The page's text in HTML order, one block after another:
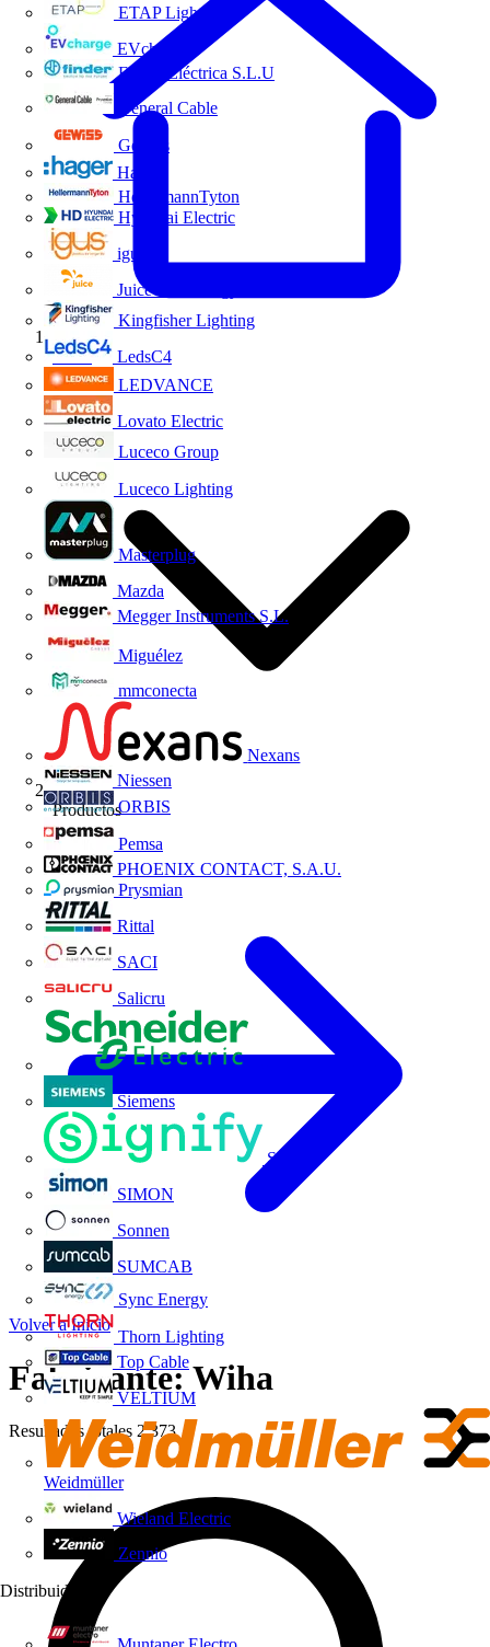
ETAP Lighting
EVcharge
Finder Eléctrica S.L.U
General Cable
Gewiss
Hager
HellermannTyton
Hyundai Electric
igus
Juice Technology
Kingfisher Lighting
LedsC4
LEDVANCE
Lovato Electric
Luceco Group
Luceco Lighting
Masterplug
Mazda
Megger Instruments S.L.
Miguélez
mmconecta
Nexans
Niessen
ORBIS
Pemsa
PHOENIX CONTACT, S.A.U.
Prysmian
Rittal
SACI
Salicru
Siemens
Signify
SIMON
Sonnen
SUMCAB
Sync Energy
Thorn Lighting
Top Cable
VELTIUM
Weidmüller
Wieland Electric
Zennio
Distribuidor
Inicio
Productos
Volver a Inicio
Fabricante: Wiha
Resultados totales 2.373